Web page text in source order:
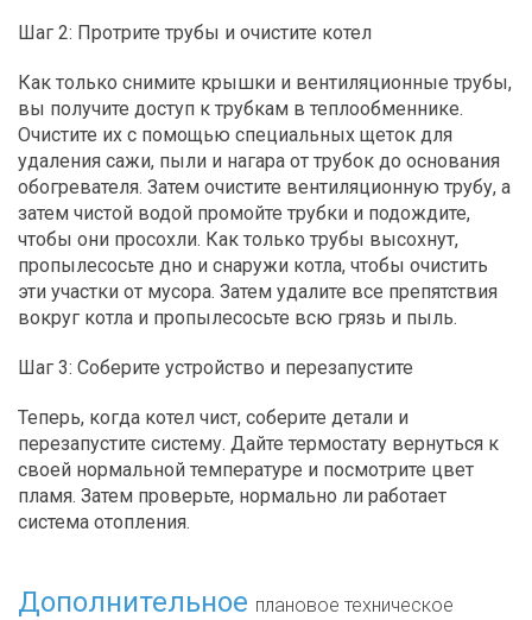
Шаг 2: Протрите трубы и очистите котел
Как только снимите крышки и вентиляционные трубы,
вы получите доступ к трубкам в теплообменнике.
Очистите их с помощью специальных щеток для
удаления сажи, пыли и нагара от трубок до основания
обогревателя. Затем очистите вентиляционную трубу, а
затем чистой водой промойте трубки и подождите,
чтобы они просохли. Как только трубы высохнут,
пропылесосьте дно и снаружи котла, чтобы очистить
эти участки от мусора. Затем удалите все препятствия
вокруг котла и пропылесосьте всю грязь и пыль.
Шаг 3: Соберите устройство и перезапустите
Теперь, когда котел чист, соберите детали и
перезапустите систему. Дайте термостату вернуться к
своей нормальной температуре и посмотрите цвет
пламя. Затем проверьте, нормально ли работает
система отопления.
Дополнительное плановое техническое